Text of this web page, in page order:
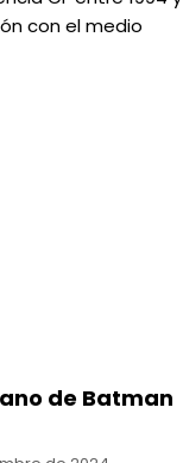
con el medio
de Batman